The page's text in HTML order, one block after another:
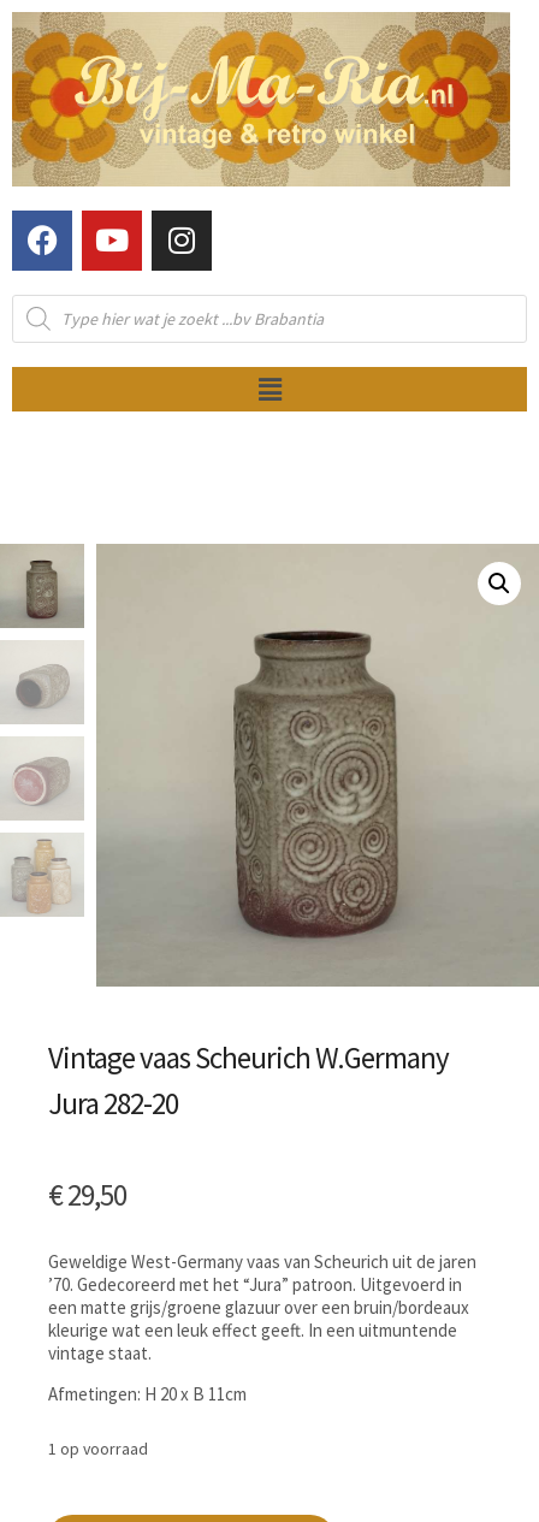
Vintage vaas Scheurich W.Germany
Jura 282-20
€29,50
Geweldige West-Germany vaas van Scheurich uit de jaren
’70. Gedecoreerd met het “Jura” patroon. Uitgevoerd in
een matte grijs/groene glazuur over een bruin/bordeaux
kleurige wat een leuk effect geeft. In een uitmuntende
vintage staat.
Afmetingen: H 20 x B 11cm
1 op voorraad